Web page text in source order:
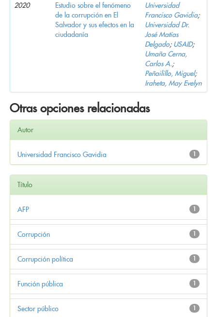
2020
Estudio sobre el fenómeno
de la corrupción en El
Salvador y sus efectos en la
ciudadanía
Universidad
Francisco Gavidia;
Universidad Dr.
José Matías
Delgado; USAID;
Umaña Cerna,
Carlos A.;
Peñailillo, Miguel;
Iraheta, May Evelyn
Otras opciones relacionadas
Autor
1
Universidad Francisco Gavidia
Título
1
AFP
1
Corrupción
1
Corrupción política
1
Función pública
1
Sector público